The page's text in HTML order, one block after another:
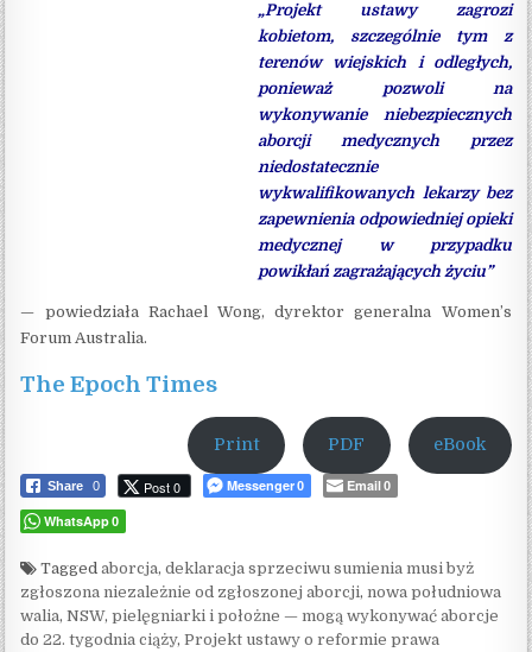
„Projekt ustawy zagrozi
kobietom, szczególnie tym z
terenów wiejskich i odległych,
ponieważ pozwoli na
wykonywanie niebezpiecznych
aborcji medycznych przez
niedostatecznie
wykwalifikowanych lekarzy bez
zapewnienia odpowiedniej opieki
medycznej w przypadku
powikłań zagrażających życiu”
— powiedziała Rachael Wong, dyrektor generalna Women’s
Forum Australia.
The Epoch Times
Print PDF eBook
Share 0 Post 0 Messenger 0 Email 0
WhatsApp 0
Taggedaborcja,deklaracja sprzeciwu sumienia musi byż
zgłoszona niezależnie od zgłoszonej aborcji, nowa południowa
walia,NSW,pielęgniarki i położne — mogą wykonywać aborcje
do 22. tygodnia ciąży,Projekt ustawy o reformie prawa